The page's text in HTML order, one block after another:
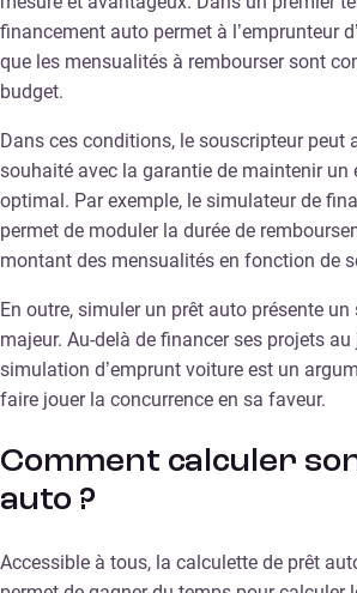
financement auto permet à l’emprunteur
que les mensualités à rembourser sont
budget.
Dans ces conditions, le souscripteur peut
souhaité avec la garantie de maintenir un
optimal. Par exemple, le simulateur de
permet de moduler la durée de
montant des mensualités en fonction de
En outre, simuler un prêt auto présente
majeur. Au-delà de financer ses projets au
simulation d’emprunt voiture est un
faire jouer la concurrence en sa faveur.
Comment calculer
auto ?
Accessible à tous, la calculette de prêt